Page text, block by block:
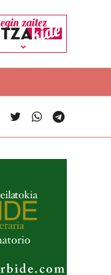
egin zaitez